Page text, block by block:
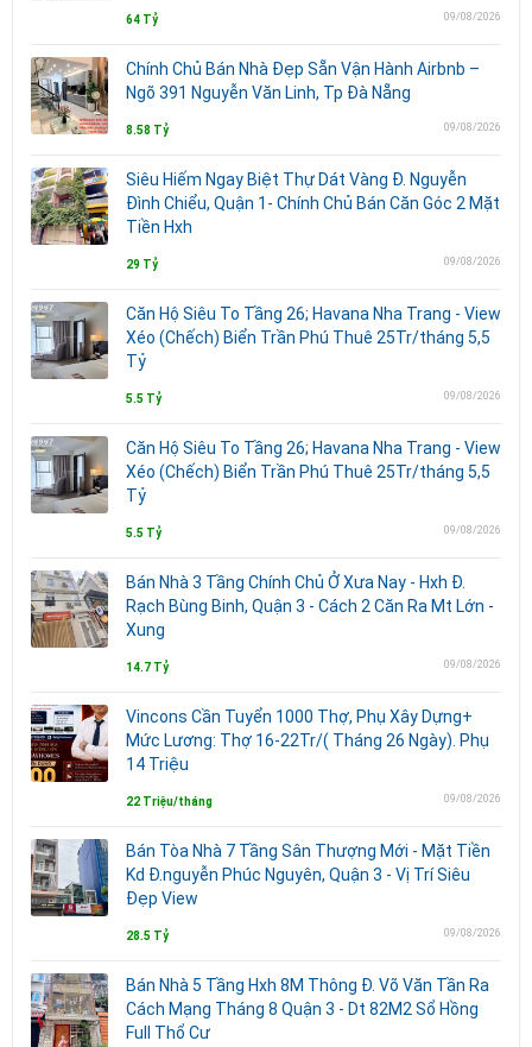
64 Tỷ 09/08/2026
Chính Chủ Bán Nhà Đẹp Sẵn Vận Hành Airbnb –
Ngõ 391 Nguyễn Văn Linh, Tp Đà Nẵng
8.58 Tỷ 09/08/2026
Siêu Hiếm Ngay Biệt Thự Dát Vàng Đ. Nguyễn
Đình Chiểu, Quận 1- Chính Chủ Bán Căn Góc 2 Mặt
Tiền Hxh
29 Tỷ 09/08/2026
Căn Hộ Siêu To Tầng 26; Havana Nha Trang - View
Xéo (Chếch) Biển Trần Phú Thuê 25Tr/tháng 5,5
Tỷ
5.5 Tỷ 09/08/2026
Căn Hộ Siêu To Tầng 26; Havana Nha Trang - View
Xéo (Chếch) Biển Trần Phú Thuê 25Tr/tháng 5,5
Tỷ
5.5 Tỷ 09/08/2026
Bán Nhà 3 Tầng Chính Chủ Ở Xưa Nay - Hxh Đ.
Rạch Bùng Binh, Quận 3 - Cách 2 Căn Ra Mt Lớn -
Xung
14.7 Tỷ 09/08/2026
Vincons Cần Tuyển 1000 Thợ, Phụ Xây Dựng+
Mức Lương: Thợ 16-22Tr/( Tháng 26 Ngày). Phụ
14 Triệu
22 Triệu/tháng 09/08/2026
Bán Tòa Nhà 7 Tầng Sân Thượng Mới - Mặt Tiền
Kd Đ.nguyễn Phúc Nguyên, Quận 3 - Vị Trí Siêu
Đẹp View
28.5 Tỷ 09/08/2026
Bán Nhà 5 Tầng Hxh 8M Thông Đ. Võ Văn Tần Ra
Cách Mạng Tháng 8 Quận 3 - Dt 82M2 Sổ Hồng
Full Thổ Cư